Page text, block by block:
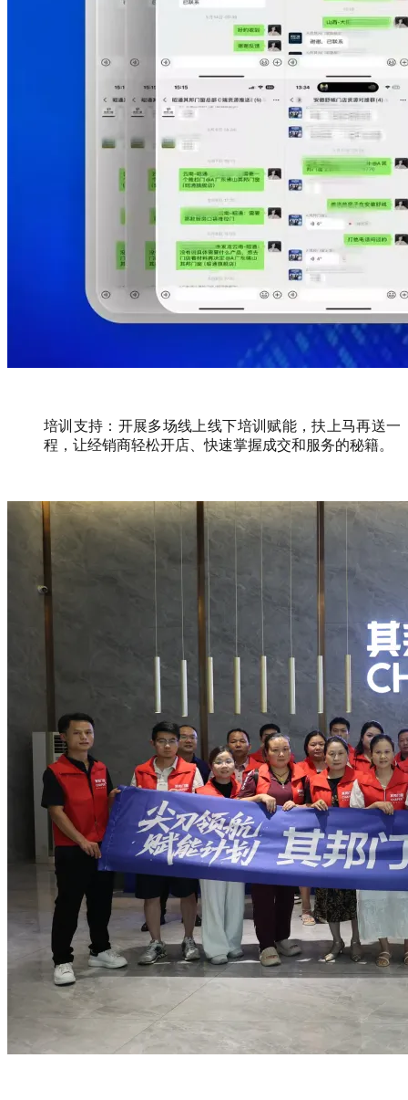
培训支持：开展多场线上线下培训赋能，扶上马再送一
程，让经销商轻松开店、快速掌握成交和服务的秘籍。